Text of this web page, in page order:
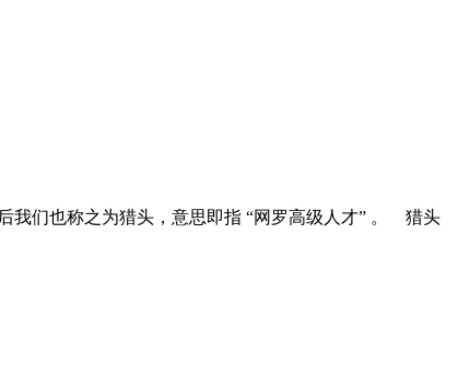
我们也称之为猎头，意思即指 “网罗高级人才” 。 猎头